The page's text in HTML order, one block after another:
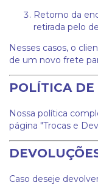
Retorno da
retirada pelo
Nesses casos, o
de um novo frete
POLÍTICA DE
Nossa política
página "Trocas e
Caso deseje